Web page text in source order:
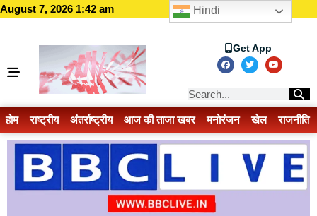
August 7, 2026 1:42 am
Get App
होम राष्ट्रीय अंतर्राष्ट्रीय आज की ताजा खबर मनोरंजन खेल राजनीति
Hindi